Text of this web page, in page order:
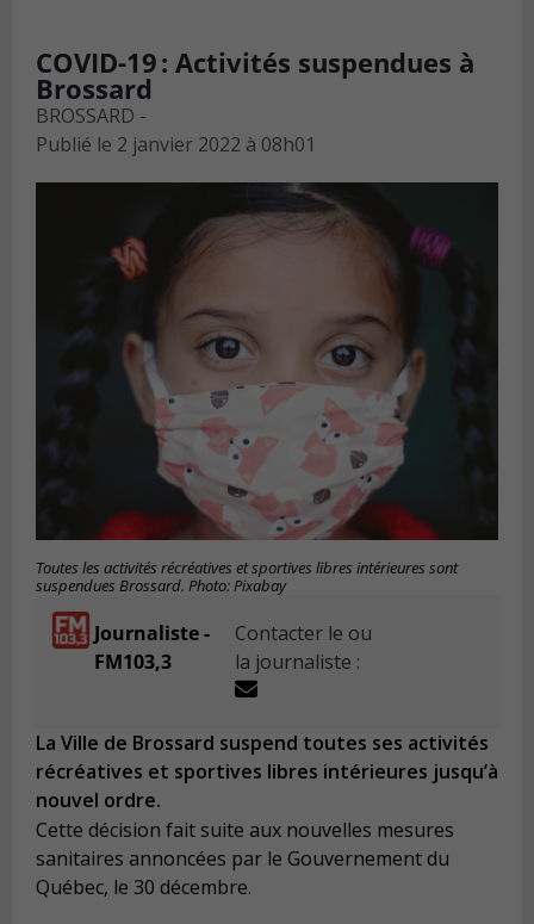
COVID-19 : Activités suspendues à
Brossard
BROSSARD -
Publié le 2 janvier 2022 à 08h01
Toutes les activités récréatives et sportives libres intérieures sont
suspendues Brossard. Photo: Pixabay
Journaliste -
FM103,3
Contacter le ou
la journaliste :
La Ville de Brossard suspend toutes ses activités
récréatives et sportives libres intérieures jusqu’à
nouvel ordre.
Cette décision fait suite aux nouvelles mesures
sanitaires annoncées par le Gouvernement du
Québec, le 30 décembre.